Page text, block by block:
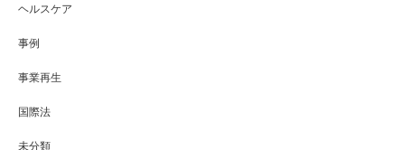
ヘルスケア
事例
事業再生
国際法
未分類